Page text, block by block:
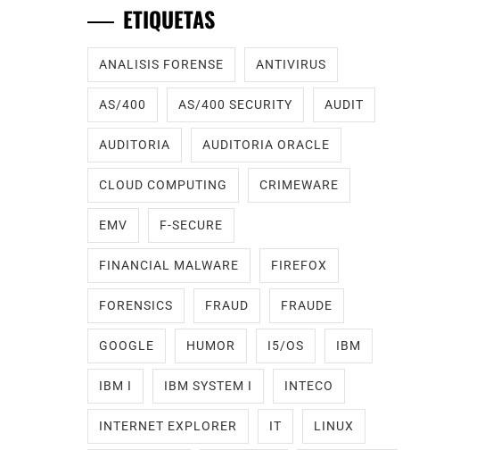
ETIQUETAS
ANALISIS FORENSE ANTIVIRUS
AS/400 AS/400 SECURITY AUDIT
AUDITORIA AUDITORIA ORACLE
CLOUD COMPUTING CRIMEWARE
EMV F-SECURE
FINANCIAL MALWARE FIREFOX
FORENSICS FRAUD FRAUDE
GOOGLE HUMOR I5/OS IBM
IBM I IBM SYSTEM I INTECO
INTERNET EXPLORER IT LINUX